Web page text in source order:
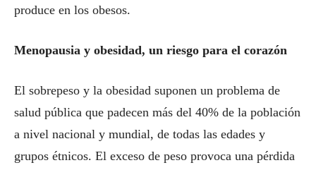
produce en los obesos.
Menopausia y obesidad, un riesgo para el corazón
El sobrepeso y la obesidad suponen un problema de
salud pública que padecen más del 40% de la población
a nivel nacional y mundial, de todas las edades y
grupos étnicos. El exceso de peso provoca una pérdida